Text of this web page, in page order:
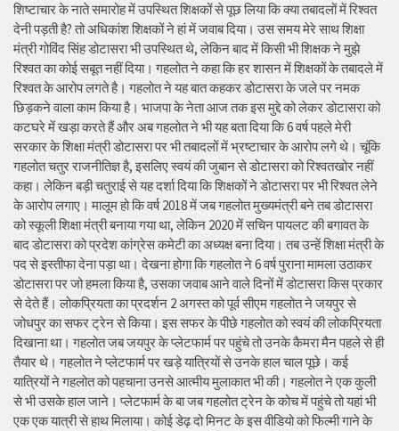
शिष्टाचार के नाते समारोह में उपस्थित शिक्षकों से पूछ लिया कि क्या तबादलों में रिश्वत
देनी पड़ती है? तो अधिकांश शिक्षकों ने हां में जवाब दिया। उस समय मेरे साथ शिक्षा
मंत्री गोविंद सिंह डोटासरा भी उपस्थित थे, लेकिन बाद में किसी भी शिक्षक ने मुझे
रिश्वत का कोई सबूत नहीं दिया। गहलोत ने कहा कि हर शासन में शिक्षकों के तबादले में
रिश्वत के आरोप लगते है। गहलोत ने यह बात कहकर डोटासरा के जले पर नमक
छिड़कने वाला काम किया है। भाजपा के नेता आज तक इस मुद्दे को लेकर डोटासरा को
कटघरे में खड़ा करते हैं और अब गहलोत ने भी यह बता दिया कि 6 वर्ष पहले मेरी
सरकार के शिक्षा मंत्री डोटासरा पर भी तबादलों में भ्रष्टाचार के आरोप लगे थे। चूंकि
गहलोत चतुर राजनीतिज्ञ है, इसलिए स्वयं की जुबान से डोटासरा को रिश्वतखोर नहीं
कहा। लेकिन बड़ी चतुराई से यह दर्शा दिया कि शिक्षकों ने डोटासरा पर भी रिश्वत लेने
के आरोप लगाए। मालूम हो कि वर्ष 2018 में जब गहलोत मुख्यमंत्री बने तब डोटासरा
को स्कूली शिक्षा मंत्री बनाया गया था, लेकिन 2020 में सचिन पायलट की बगावत के
बाद डोटासरा को प्रदेश कांग्रेस कमेटी का अध्यक्ष बना दिया। तब उन्हें शिक्षा मंत्री के
पद से इस्तीफा देना पड़ा था। देखना होगा कि गहलोत ने 6 वर्ष पुराना मामला उठाकर
डोटासरा पर जो हमला किया है, उसका जवाब आने वाले दिनों में डोटासरा किस प्रकार
से देते हैं। लोकप्रियता का प्रदर्शन 2 अगस्त को पूर्व सीएम गहलोत ने जयपुर से
जोधपुर का सफर ट्रेन से किया। इस सफर के पीछे गहलोत को स्वयं की लोकप्रियता
दिखाना था। गहलोत जब जयपुर के प्लेटफार्म पर पहुंचे तो उनके कैमरा मैन पहले से ही
तैयार थे। गहलोत ने प्लेटफार्म पर खड़े यात्रियों से उनके हाल चाल पूछे। कई
यात्रियों ने गहलोत को पहचाना उनसे आत्मीय मुलाकात भी की। गहलोत ने एक कुली
से भी उसके हाल जाने। प्लेटफार्म के बा जब गहलोत ट्रेन के कोच में पहुंचे तो यहां भी
एक एक यात्री से हाथ मिलाया। कोई डेढ़ दो मिनट के इस वीडियो को फिल्मी गाने के